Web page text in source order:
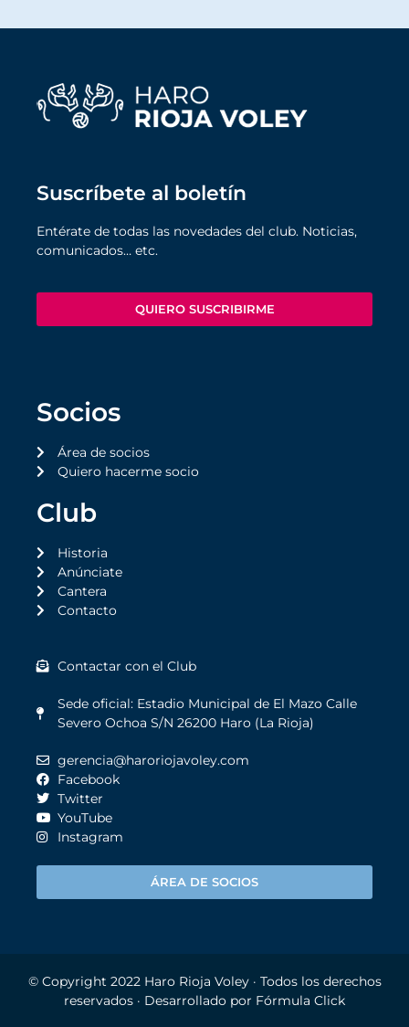
Suscríbete al boletín
Entérate de todas las novedades del club. Noticias,
comunicados… etc.
QUIERO SUSCRIBIRME
Socios
Área de socios
Quiero hacerme socio
Club
Historia
Anúnciate
Cantera
Contacto
Contactar con el Club
Sede oficial: Estadio Municipal de El Mazo Calle
Severo Ochoa S/N 26200 Haro (La Rioja)
gerencia@haroriojavoley.com
Facebook
Twitter
YouTube
Instagram
ÁREA DE SOCIOS
© Copyright 2022 Haro Rioja Voley· Todos los derechos
reservados · Desarrollado por Fórmula Click